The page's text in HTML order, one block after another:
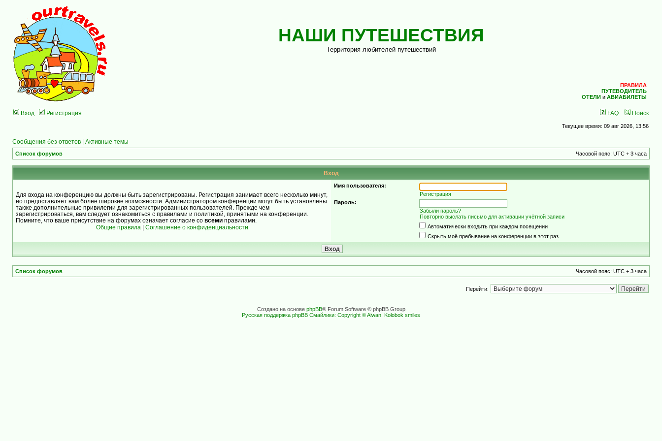
НАШИ ПУТЕШЕСТВИЯ
Территория любителей путешествий
ПРАВИЛА
ПУТЕВОДИТЕЛЬ
ОТЕЛИ и АВИАБИЛЕТЫ
Вход Регистрация FAQ Поиск
Текущее время: 09 авг 2026, 13:56
Сообщения без ответов | Активные темы
Список форумов Часовой пояс: UTC + 3 часа
Вход
Для входа на конференцию вы должны быть зарегистрированы. Регистрация занимает всего несколько минут,
но предоставляет вам более широкие возможности. Администратором конференции могут быть установлены
также дополнительные привилегии для зарегистрированных пользователей. Прежде чем
зарегистрироваться, вам следует ознакомиться с правилами и политикой, принятыми на конференции.
Помните, что ваше присутствие на форумах означает согласие со всеми правилами.
Общие правила | Соглашение о конфиденциальности
Имя пользователя:
Регистрация
Пароль:
Забыли пароль?
Повторно выслать письмо для активации учётной записи
Автоматически входить при каждом посещении
Скрыть моё пребывание на конференции в этот раз
Список форумов Часовой пояс: UTC + 3 часа
Перейти:
Создано на основе phpBB® Forum Software © phpBB Group
Русская поддержка phpBB Смайлики: Copyright © Aiwan. Kolobok smiles